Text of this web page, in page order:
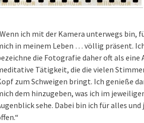
ich mit der Kamera unterwegs bin,
in meinem Leben … völlig präsent.
die Fotografie daher oft als eine
Tätigkeit, die die vielen
zum Schweigen bringt. Ich genieße
dem hinzugeben, was ich im
sehe. Dabei bin ich für alles und